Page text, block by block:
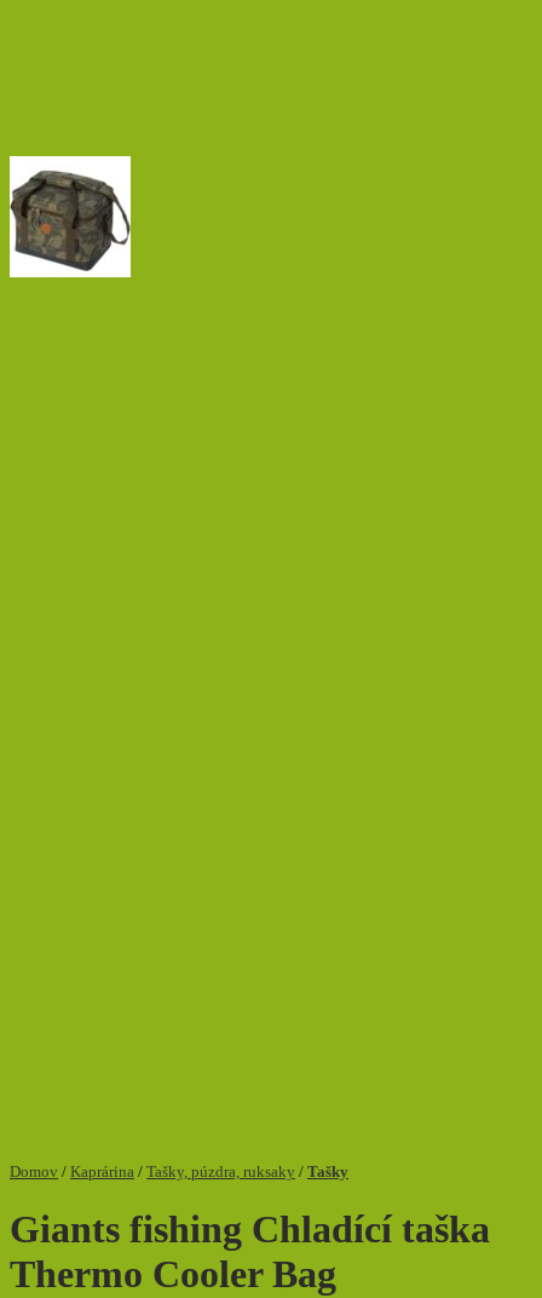
Domov / Kaprárina / Tašky, púzdra, ruksaky / Tašky
Giants fishing Chladící taška
Thermo Cooler Bag